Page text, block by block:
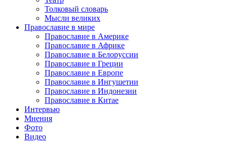
Толковый словарь
Мысли великих
Православие в мире
Православие в Америке
Православие в Африке
Православие в Белоруссии
Православие в Греции
Православие в Европе
Православие в Ингушетии
Православие в Индонезии
Православие в Китае
Интервью
Мнения
Фото
Видео